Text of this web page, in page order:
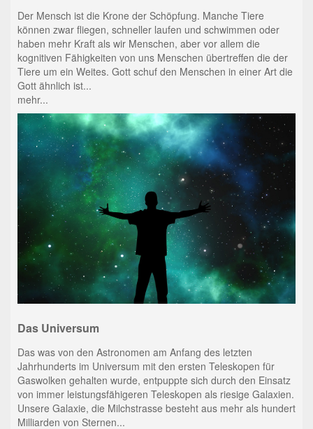
Der Mensch ist die Krone der Schöpfung. Manche Tiere
können zwar fliegen, schneller laufen und schwimmen oder
haben mehr Kraft als wir Menschen, aber vor allem die
kognitiven Fähigkeiten von uns Menschen übertreffen die der
Tiere um ein Weites. Gott schuf den Menschen in einer Art die
Gott ähnlich ist...
mehr...
Das Universum
Das was von den Astronomen am Anfang des letzten
Jahrhunderts im Universum mit den ersten Teleskopen für
Gaswolken gehalten wurde, entpuppte sich durch den Einsatz
von immer leistungsfähigeren Teleskopen als riesige Galaxien.
Unsere Galaxie, die Milchstrasse besteht aus mehr als hundert
Milliarden von Sternen...